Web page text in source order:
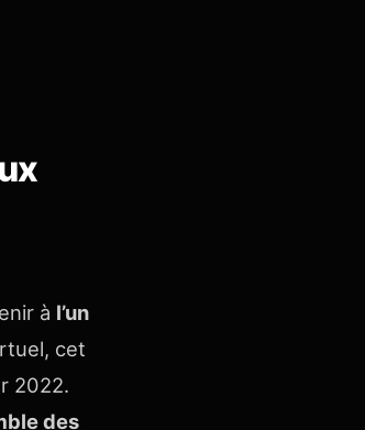
à l’un
cet
2022.
des